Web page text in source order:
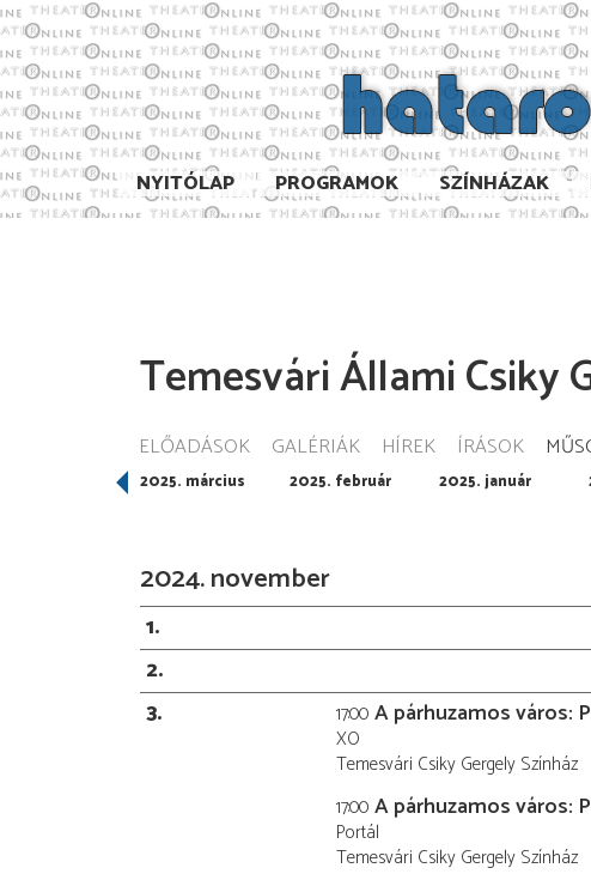
NYITÓLAP PROGRAMOK SZÍNHÁZAK
Temesvári Állami Csiky
ELŐADÁSOK GALÉRIÁK HÍREK ÍRÁSOK
2025. március 2025. február 2025. január
2024. november
1
2
3
17:00 A párhuzamos város:
XO
Temesvári Csiky Gergely Színház
17:00 A párhuzamos város:
Portál
Temesvári Csiky Gergely Színház